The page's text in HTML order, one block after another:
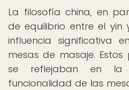
La filosofía china, en
de equilibrio entre el yin
influencia significativa
mesas de masaje. Estos
se reflejaban en
funcionalidad de las